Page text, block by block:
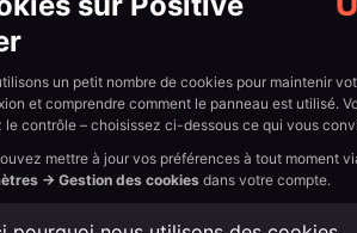
les
silencieux
email automatisées qui rallument
inactifs et gardent votre base